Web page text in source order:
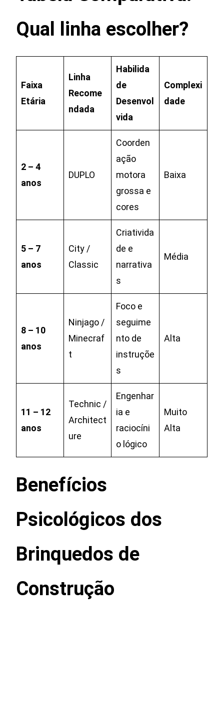
Qual linha escolher?
Faixa
Etária
Linha
Recome
ndada
Habilida
de
Desenvol
vida
Complexi
dade
2 – 4
anos
DUPLO
Coorden
ação
motora
grossa e
cores
Baixa
5 – 7
anos
City /
Classic
Criativida
de e
narrativa
s
Média
8 – 10
anos
Ninjago /
Minecraf
t
Foco e
seguime
nto de
instruçõe
s
Alta
11 – 12
anos
Technic /
Architect
ure
Engenhar
ia e
raciocíni
o lógico
Muito
Alta
Benefícios
Psicológicos dos
Brinquedos de
Construção